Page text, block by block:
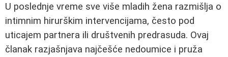
U poslednje vreme sve više mladih žena razmišlja o
intimnim hirurškim intervencijama, često pod
uticajem partnera ili društvenih predrasuda. Ovaj
članak razjašnjava najčešće nedoumice i pruža